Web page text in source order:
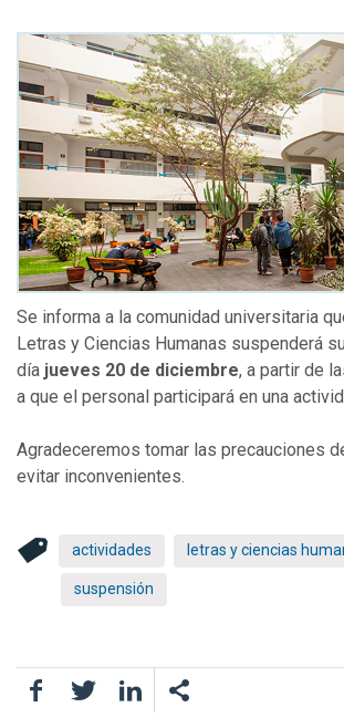
Se informa a la comunidad universitaria
Letras y Ciencias Humanas suspenderá
día jueves 20 de diciembre, a partir de
a que el personal participará en una
Agradeceremos tomar las precauciones
evitar inconvenientes.
actividades letras y ciencias
suspensión
FacebookTwitter LinkedIn